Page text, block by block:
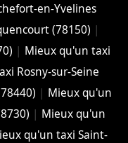
en-Yvelines
(78150) |
| Mieux qu'un taxi
Rosny-sur-Seine
| Mieux qu'un
| Mieux qu'un
qu'un taxi Saint-